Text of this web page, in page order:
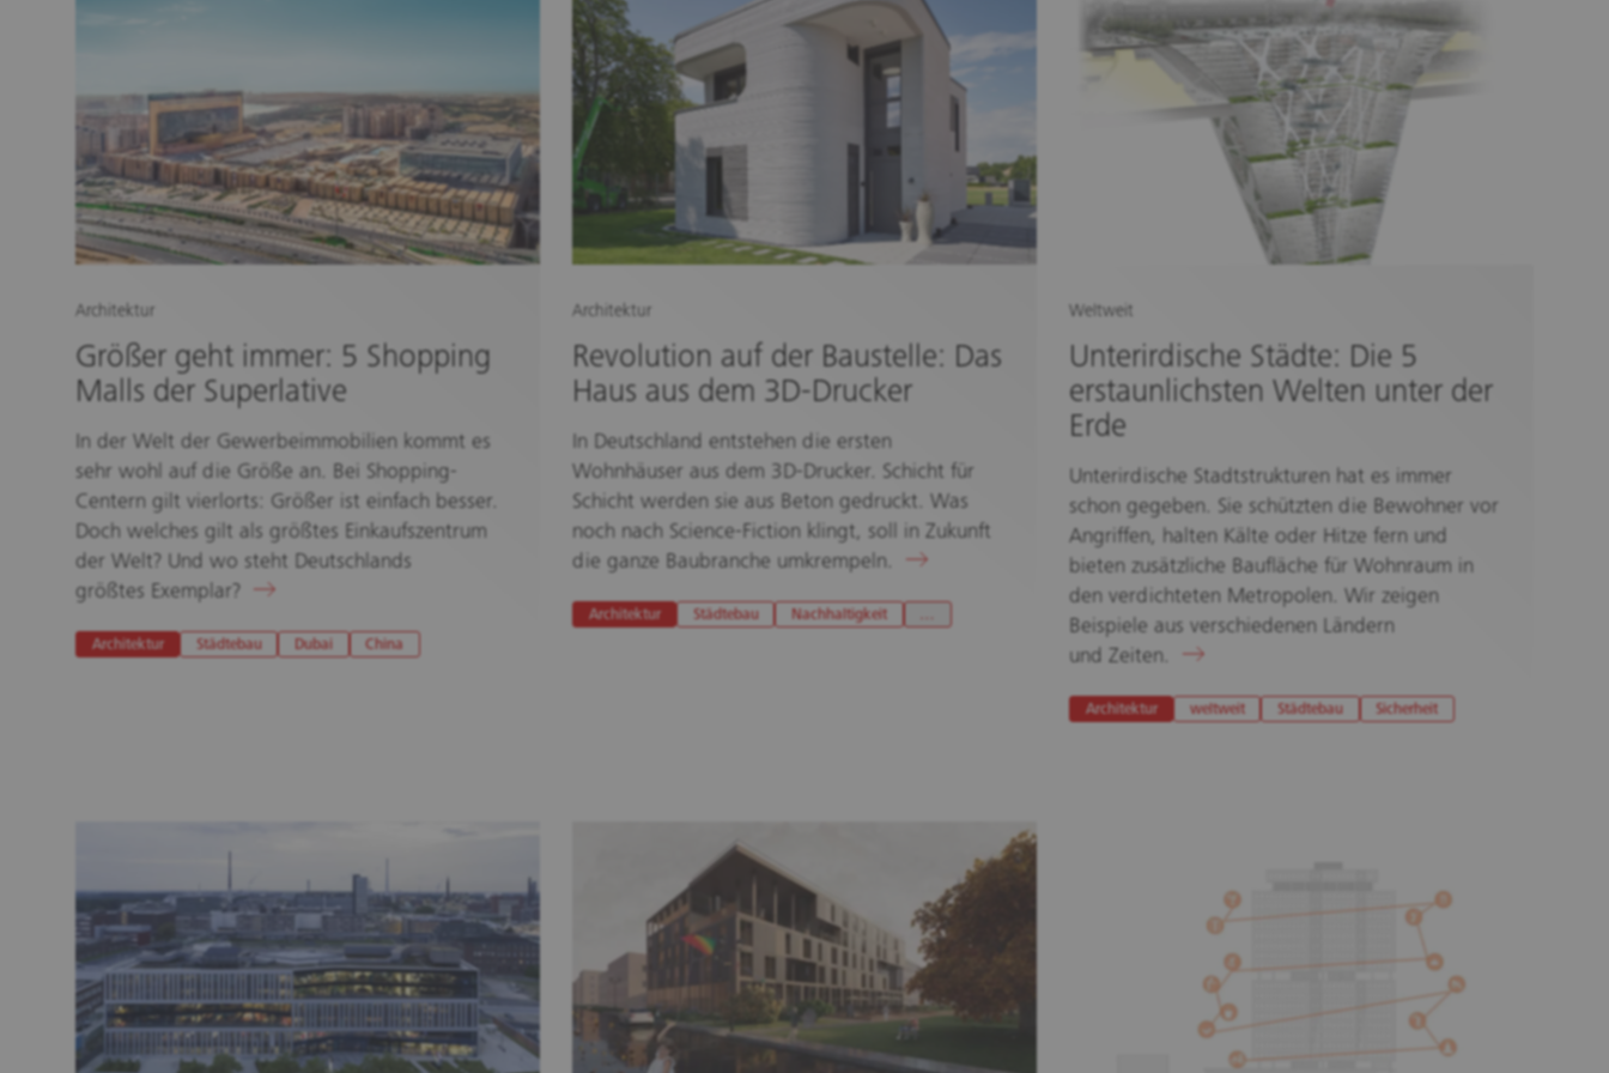
Architektur
Größer geht immer: 5 Shopping
Malls der Superlative
In der Welt der Gewerbeimmobilien kommt es
sehr wohl auf die Größe an. Bei Shopping-
Centern gilt vierlorts: Größer ist einfach besser.
Doch welches gilt als größtes Einkaufszentrum
der Welt? Und wo steht Deutschlands
größtes Exemplar?
Architektur Städtebau Dubai China
Architektur
Revolution auf der Baustelle: Das
Haus aus dem 3D-Drucker
In Deutschland entstehen die ersten
Wohnhäuser aus dem 3D-Drucker. Schicht für
Schicht werden sie aus Beton gedruckt. Was
noch nach Science-Fiction klingt, soll in Zukunft
die ganze Baubranche umkrempeln.
Architektur Städtebau Nachhaltigkeit
Weltweit
Unterirdische Städte: Die 5
erstaunlichsten Welten unter der
Erde
Unterirdische Stadtstrukturen hat es immer
schon gegeben. Sie schützten die Bewohner vor
Angriffen, halten Kälte oder Hitze fern und
bieten zusätzliche Baufläche für Wohnraum in
den verdichteten Metropolen. Wir zeigen
Beispiele aus verschiedenen Ländern
und Zeiten.
Architektur weltweit Städtebau Sicherheit